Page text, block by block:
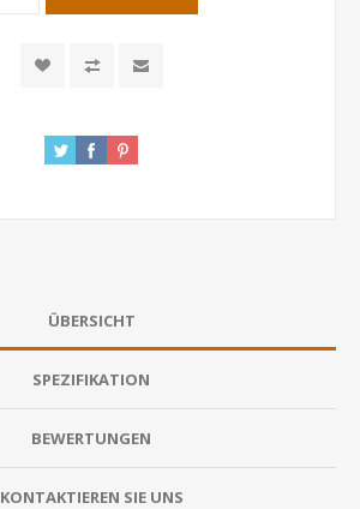
ÜBERSICHT
SPEZIFIKATION
BEWERTUNGEN
KONTAKTIEREN SIE UNS